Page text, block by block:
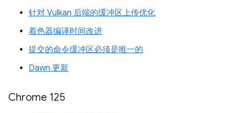
针对 Vulkan 后端的缓冲区上传优化
着色器编译时间改进
提交的命令缓冲区必须是唯一的
Dawn 更新
Chrome 125